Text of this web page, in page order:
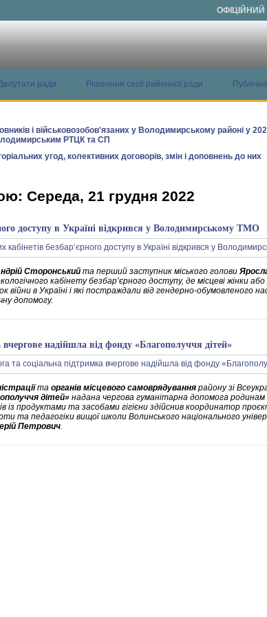
ради Рішенння сесії районної ради
і військовозобов'язаних у Володимирському районі у
РТЦК та СП
угод, колективних договорів, змін і доповнень до них
Середа, 21 грудня 2022
доступу в Україні відкрився у Володимирському ТМО
Сторонський та перший заступник міського голови
кабінету безбар’єрного доступу, де місцеві жінки
війни в Україні і які постраждали від гендерно-обумовленого
допомогу.
надійшла від фонду «Благополуччя дітей»
та органів місцевого самоврядування району зі
дітей» надана чергова гуманітарна допомога родинам
із продуктами та засобами гігієни здійснив координатор
та педагогіки вищої школи Волинського національного
Петрович.